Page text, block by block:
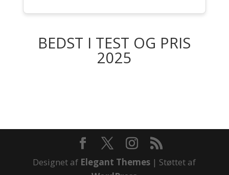
BEDST I TEST OG PRIS
2025
Designet af Elegant Themes | Støttet af